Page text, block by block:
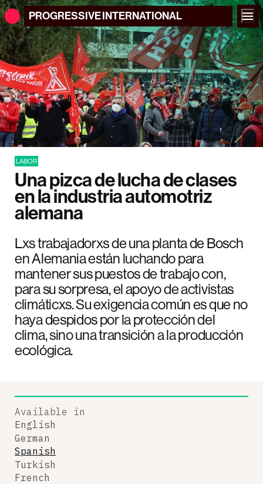
PROGRESSIVEINTERNATIONAL
LABOR
Una pizca de lucha de clases
en la industria automotriz
alemana
Lxs trabajadorxs de una planta de Bosch
en Alemania están luchando para
mantener sus puestos de trabajo con,
para su sorpresa, el apoyo de activistas
climáticxs. Su exigencia común es que no
haya despidos por la protección del
clima, sino una transición a la producción
ecológica.
Available in
English
German
Spanish
Turkish
French